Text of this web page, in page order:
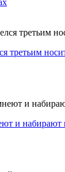
третьим
и набирают